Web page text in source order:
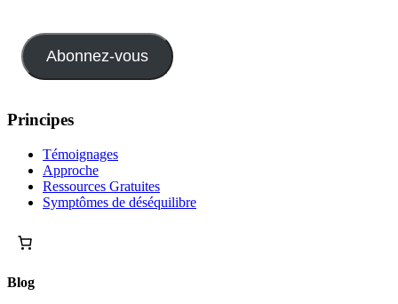
Abonnez-vous
Principes
Témoignages
Approche
Ressources Gratuites
Symptômes de déséquilibre
Blog